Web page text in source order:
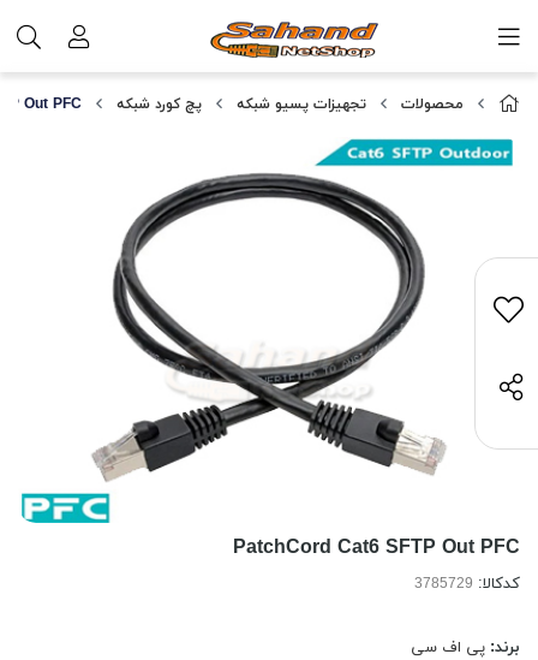
محصولات تجهیزات پسیو شبکه پچ کورد شبکه Out PFC
PatchCord Cat6 SFTP Out PFC
کدکالا:
برند: پی اف سی